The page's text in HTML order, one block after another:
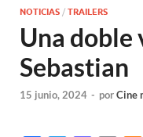
NOTICIAS / TRAILERS
Una doble
Sebastian
15 junio, 2024 - porCine